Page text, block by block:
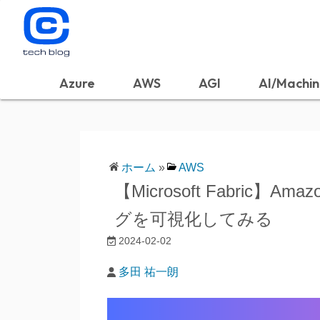
Azure AWS AGI AI/
ホーム » AWS
【Microsoft Fabric】
グを可視化してみる
2024-02-02
多田 祐一朗